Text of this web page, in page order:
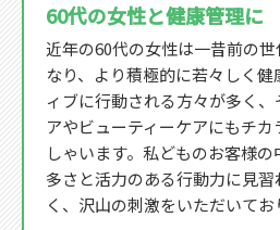
60代の女性と健康管理に
近年の60代の女性は一昔前の
なり、より積極的に若々しく
ィブに行動される方々が多く
アやビューティーケアにもチ
しゃいます。私どものお客様
多さと活力のある行動力に見
く、沢山の刺激をいただいてお